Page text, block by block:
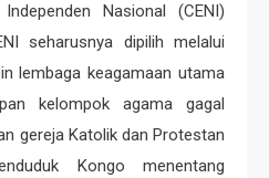
Nasional (CENI)
seharusnya dipilih melalui
lembaga keagamaan utama
kelompok agama gagal
gereja Katolik dan Protestan
Kongo menentang